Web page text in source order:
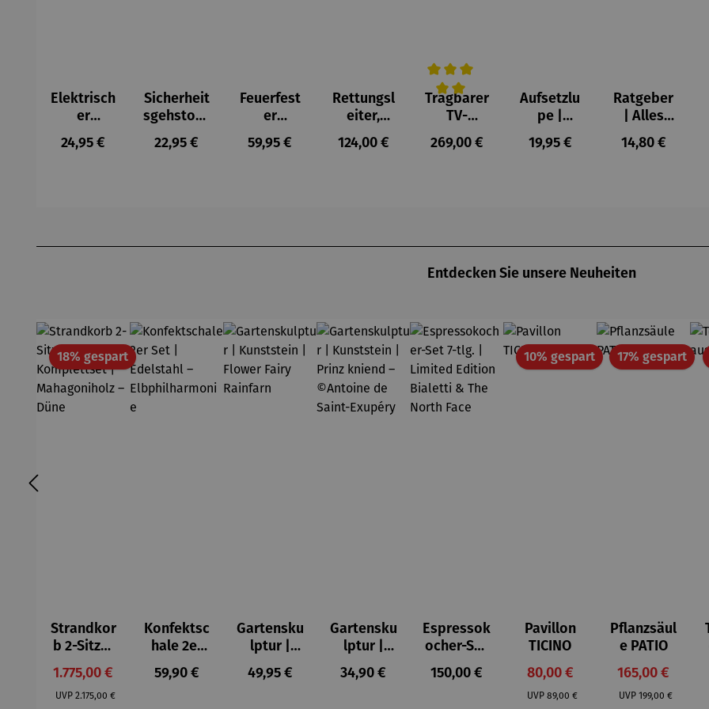
Elektrisch
er
Handwär
mer
Regulärer Preis:
24,95 €
Sicherheit
sgehstock
faltbar –
Be Safe
Regulärer Preis:
22,95 €
Feuerfest
er
Dokument
en-
Regulärer Preis:
59,95 €
Rettungsl
eiter,
Fluchtleit
er | 7,5m
Regulärer Preis:
124,00 €
Durchschnittliche Bewertung von 5 von 5 Sternen
Tragbarer
TV-
Sprachver
stärker –
Regulärer Preis:
269,00 €
Aufsetzlu
pe |
10fache
Vergrößer
Regulärer Preis:
19,95 €
Ratgeber
| Alles
geregelt!
Pflege
Regulärer
14,80 €
Entdecken Sie unsere Neuheiten
18% gespartRabatt
Strandkor
b 2-Sitzer
Kompletts
et |
Mahagoni
Verkaufspreis:
1.775,00 €
UVP Regulärer Preis:
2.175,00 €
Konfektsc
hale 2er
Set |
Edelstahl
Regulärer Preis:
59,90 €
Gartensku
lptur |
Kunststei
n | Flower
Regulärer Preis:
49,95 €
Gartensku
lptur |
Kunststei
n | Prinz
Regulärer Preis:
34,90 €
Espressok
ocher-Set
7-tlg. |
Limited
Regulärer Preis:
150,00 €
10% gespartRabatt
Pavillon
TICINO
Verkaufspreis:
80,00 €
UVP Regulärer Preis:
89,00 €
17% gespart
Pflanzsäul
e PATIO
Verkaufspreis:
165,00 €
UVP Regulärer Preis:
199,00 €